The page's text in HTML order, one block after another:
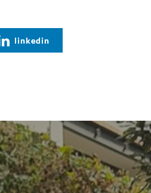
linkedin